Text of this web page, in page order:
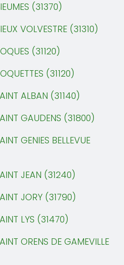
(31370)
VOLVESTRE (31310)
(31120)
(31120)
ALBAN (31140)
GAUDENS (31800)
GENIES BELLEVUE
JEAN (31240)
JORY (31790)
LYS (31470)
ORENS DE GAMEVILLE